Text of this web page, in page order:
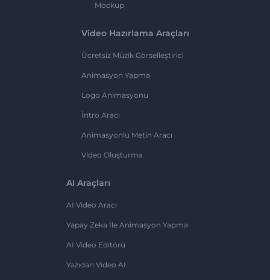
Mockup
Video Hazırlama Araçları
Ücretsiz Müzik Görselleştirici
Animasyon Yapma
Logo Animasyonu
İntro Aracı
Animasyonlu Metin Aracı
Video Oluşturma
AI Araçları
AI Video Aracı
Yapay Zeka Ile Animasyon Yapma
AI Video Editörü
Yazıdan Video AI